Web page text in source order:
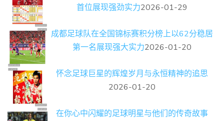
首位展现强劲实力2026-01-29
成都足球队在全国锦标赛积分榜上以62分稳居
第一名展现强大实力2026-01-20
怀念足球巨星的辉煌岁月与永恒精神的追思
2026-01-20
在你心中闪耀的足球明星与他们的传奇故事